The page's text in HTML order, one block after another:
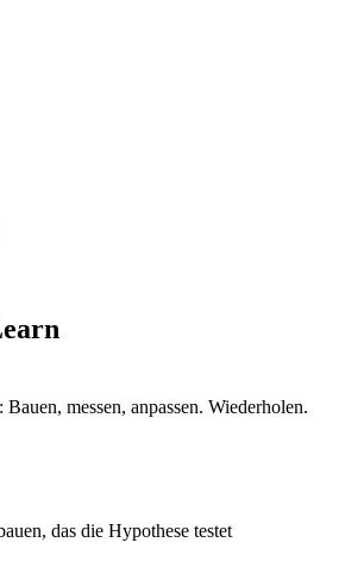
messen, anpassen. Wiederholen.
das die Hypothese testet